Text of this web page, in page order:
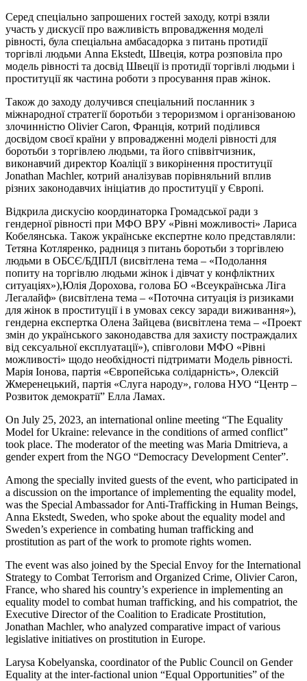
Серед спеціально запрошених гостей заходу, котрі взяли
участь у дискусії про важливість впровадження моделі
рівності, була спеціальна амбасадорка з питань протидії
торгівлі людьми Anna Ekstedt, Швеція, котра розповіла про
модель рівності та досвід Швеції із протидії торгівлі людьми і
проституції як частина роботи з просування прав жінок.
Також до заходу долучився спеціальний посланник з
міжнародної стратегії боротьби з тероризмом і організованою
злочинністю Olivier Caron, Франція, котрий поділився
досвідом своєї країни у впровадженні моделі рівності для
боротьби з торгівлею людьми, та його співвітчизник,
виконавчий директор Коаліції з викорінення проституції
Jonathan Machler, котрий аналізував порівняльний вплив
різних законодавчих ініціатив до проституції у Європі.
Відкрила дискусію координаторка Громадської ради з
гендерної рівності при МФО ВРУ «Рівні можливості» Лариса
Кобелянська. Також українське експертне коло представляли:
Тетяна Котляренко, радниця з питань боротьби з торгівлею
людьми в ОБСЄ/БДІПЛ (висвітлена тема – «Подолання
попиту на торгівлю людьми жінок і дівчат у конфліктних
ситуаціях»),Юлія Дорохова, голова БО «Всеукраїнська Ліга
Легалайф» (висвітлена тема – «Поточна ситуація із ризиками
для жінок в проституції і в умовах сексу заради виживання»),
гендерна експертка Олена Зайцева (висвітлена тема – «Проект
змін до українського законодавства для захисту постраждалих
від сексуальної експлуатації»), співголови МФО «Рівні
можливості» щодо необхідності підтримати Модель рівності.
Марія Іонова, партія «Європейська солідарність», Олексій
Жмеренецький, партія «Слуга народу», голова НУО “Центр –
Розвиток демократії” Елла Ламах.
On July 25, 2023, an international online meeting “The Equality
Model for Ukraine: relevance in the conditions of armed conflict”
took place. The moderator of the meeting was Maria Dmitrieva, a
gender expert from the NGO “Democracy Development Center”.
Among the specially invited guests of the event, who participated in
a discussion on the importance of implementing the equality model,
was the Special Ambassador for Anti-Trafficking in Human Beings,
Anna Ekstedt, Sweden, who spoke about the equality model and
Sweden’s experience in combating human trafficking and
prostitution as part of the work to promote rights women.
The event was also joined by the Special Envoy for the International
Strategy to Combat Terrorism and Organized Crime, Olivier Caron,
France, who shared his country’s experience in implementing an
equality model to combat human trafficking, and his compatriot, the
Executive Director of the Coalition to Eradicate Prostitution,
Jonathan Machler, who analyzed comparative impact of various
legislative initiatives on prostitution in Europe.
Larysa Kobelyanska, coordinator of the Public Council on Gender
Equality at the inter-factional union “Equal Opportunities” of the